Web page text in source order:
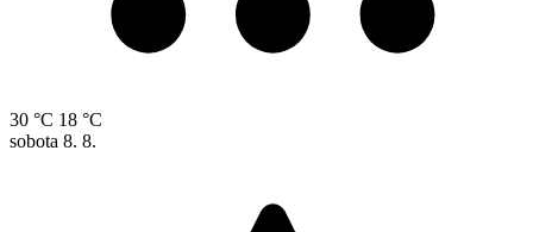
30 °C 18 °C
sobota 8. 8.